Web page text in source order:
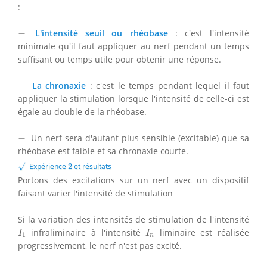
:
− L'intensité seuil ou rhéobase: c'est l'intensité
minimale qu'il faut appliquer au nerf pendant un temps
suffisant ou temps utile pour obtenir une réponse.
− La chronaxie : c'est le temps pendant lequel il faut
appliquer la stimulation lorsque l'intensité de celle-ci est
égale au double de la rhéobase.
− Un nerf sera d'autant plus sensible (excitable) que sa
rhéobase est faible et sa chronaxie courte.
√ Expérience2
2et résultats
Portons des excitations sur un nerf avec un dispositif
faisant varier l'intensité de stimulation
Si la variation des intensités de stimulation de l'intensité
I1
I1 infraliminaire à l'intensité In
In
liminaire est réalisée
progressivement, le nerf n'est pas excité.